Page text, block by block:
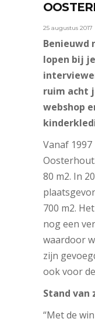
25 augustus 2017
Benieuwd
lopen bij
ruim acht
webshop
Vanaf
80 m2. In
700 m2.
nog een
waardoor
zijn
ook voor
Stand van
“Met de